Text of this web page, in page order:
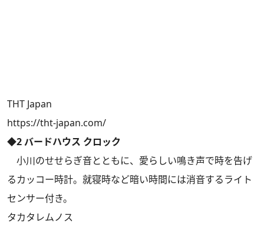
THT Japan
https://tht-japan.com/
◆2 バードハウス クロック
小川のせせらぎ音とともに、愛らしい鳴き声で時を告げ
るカッコー時計。就寝時など暗い時間には消音するライト
センサー付き。
タカタレムノス